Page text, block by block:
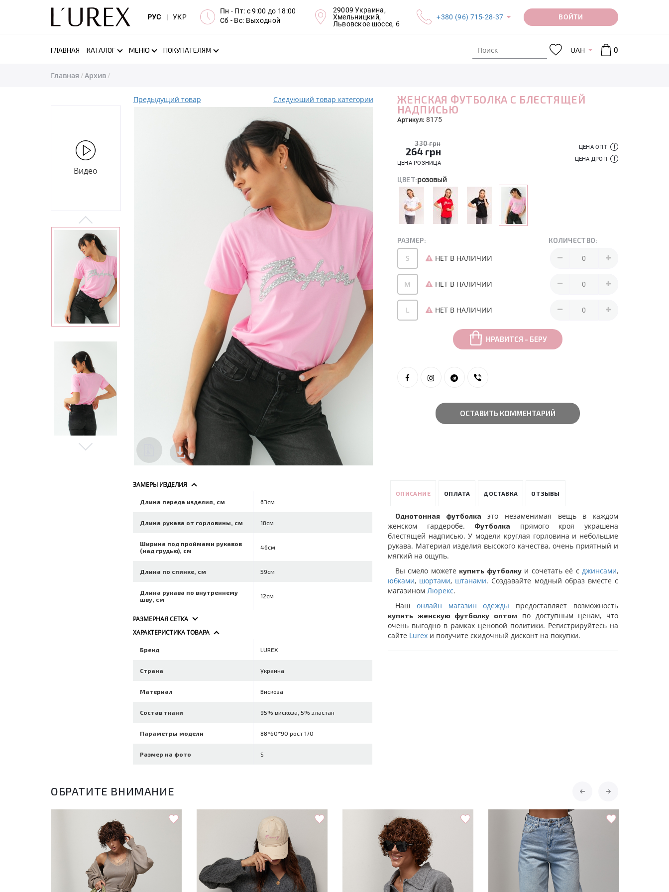
РУС | УКР
Пн - Пт: с 9:00 до 18:00
Сб - Вс: Выходной
29009 Украина,
Хмельницкий,
Львовское шоссе, 6
+380 (96) 715-28-37 ВОЙТИ
ГЛАВНАЯ КАТАЛОГ МЕНЮ ПОКУПАТЕЛЯМ UAH 0
Главная Архив
Видео
Предыдущий товар Следуюший товар категории
ЖЕНСКАЯ ФУТБОЛКА С БЛЕСТЯЩЕЙ
НАДПИСЬЮ
Артикул: 8175
330 грн
264грн
ЦЕНА РОЗНИЦА
ЦЕНА ОПТ
ЦЕНА ДРОП
ЦВЕТ:розовый
РАЗМЕР: КОЛИЧЕСТВО:
S НЕТ В НАЛИЧИИ
M НЕТ В НАЛИЧИИ
L НЕТ В НАЛИЧИИ
НРАВИТСЯ - БЕРУ
ОСТАВИТЬ КОММЕНТАРИЙ
ЗАМЕРЫ ИЗДЕЛИЯ
Длина переда изделия, см 63см
Длина рукава от горловины, см 18см
Ширина под проймами рукавов
(над грудью), см
46см
Длина по спинке, см 59см
Длина рукава по внутреннему
шву, см
12см
РАЗМЕРНАЯ СЕТКА
ХАРАКТЕРИСТИКА ТОВАРА
Бренд LUREX
Страна Украина
Материал Вискоза
Состав ткани 95% вискоза, 5% эластан
Параметры модели 88*60*90 рост 170
Размер на фото S
ОПИСАНИЕ ОПЛАТА ДОСТАВКА ОТЗЫВЫ
Однотонная футболка это незаменимая вещь в каждом
женском гардеробе.
Футболка
прямого кроя украшена
блестящей надписью. У модели круглая горловина и небольшие
рукава. Материал изделия высокого качества, очень приятный и
мягкий на ощупь.
Вы смело можете купить футболкуи сочетать её сджинсами,
юбками, шортами, штанами. Создавайте модный образ вместе с
магазином Люрекс.
Наш онлайн магазин одежды предоставляет возможность
купить женскую футболку оптом по доступным ценам, что
очень выгодно в рамках ценовой политики. Регистрируйтесь на
сайте Lurexи получите скидочный дисконт на покупки.
ОБРАТИТЕ ВНИМАНИЕ